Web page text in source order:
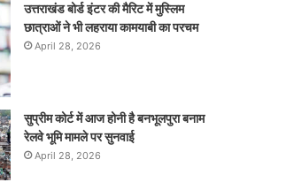
उत्तराखंड बोर्ड इंटर की मैरिट में मुस्लिम
छात्राओं ने भी लहराया कामयाबी का परचम
April 28, 2026
सुप्रीम कोर्ट में आज होनी है बनभूलपुरा बनाम
रेलवे भूमि मामले पर सुनवाई
April 28, 2026